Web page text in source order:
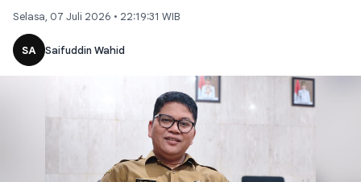
Selasa, 07 Juli 2026 • 22:19:31 WIB
SA Saifuddin Wahid